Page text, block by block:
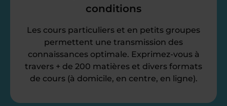
conditions
Les cours particuliers et en petits groupes
permettent une transmission des
connaissances optimale. Exprimez-vous à
travers + de 200 matières et divers formats
de cours (à domicile, en centre, en ligne).